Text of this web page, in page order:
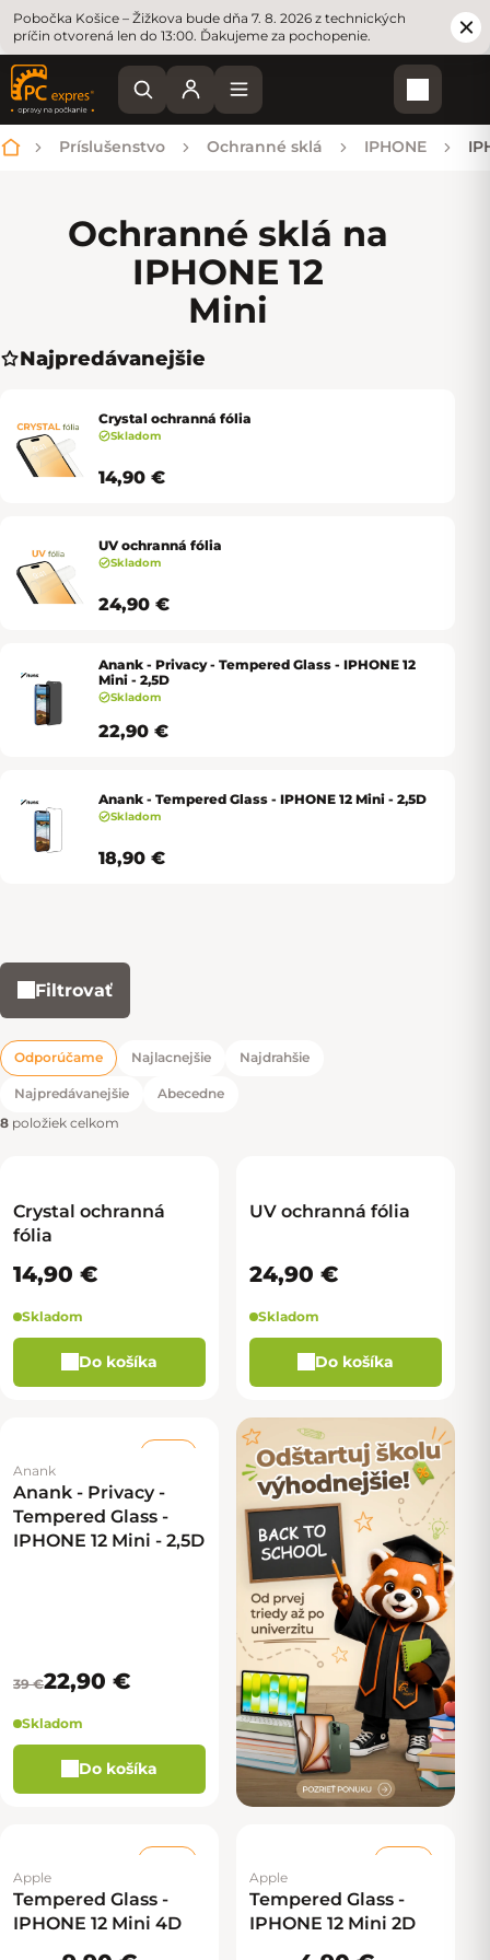
Pobočka Košice – Žižkova bude dňa 7. 8. 2026 z technických
príčin otvorená len do 13:00. Ďakujeme za pochopenie.
Domov
Príslušenstvo Ochranné sklá IPHONE
Ochranné sklá na
IPHONE 12
Mini
Najpredávanejšie
Crystal ochranná fólia
Skladom
14,90 €
UV ochranná fólia
Skladom
24,90 €
Anank - Privacy - Tempered Glass - IPHONE 12
Mini - 2,5D
Skladom
22,90 €
Anank - Tempered Glass - IPHONE 12 Mini - 2,5D
Skladom
18,90 €
Filtrovať
Radenie produktov
Odporúčame Najlacnejšie Najdrahšie
Najpredávanejšie
Abecedne
8 položiek celkom
Výpis produktov
Crystal ochranná
fólia
14,90 €
Skladom
Do košíka
UV ochranná fólia
24,90 €
Skladom
Do košíka
Anank
Anank - Privacy -
Tempered Glass -
IPHONE 12 Mini - 2,5D
39 €22,90 €
Skladom
Do košíka
Apple
Tempered Glass -
IPHONE 12 Mini 4D
Apple
Tempered Glass -
IPHONE 12 Mini 2D